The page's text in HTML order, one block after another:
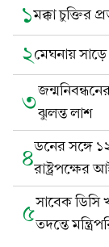
১মক্কা চুক্তির
২মেঘনায় সাড়ে
৩ঝুলন্ত লাশ
৪ডনের সঙ্গে
রাষ্ট্রপক্ষের
৫সাবেক ডিসি
তদন্তে